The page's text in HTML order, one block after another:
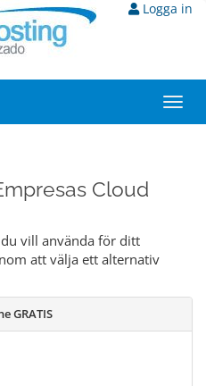
Logga in
Cloud
vill använda för ditt
att välja ett alternativ
GRATIS